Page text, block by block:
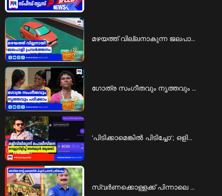
മഴയത്ത് വില്ലനാകുന്ന ജലപാളി പ്രവര്‍ത്തനം; അപകടത്തില്‍ പെടാതിരിക്കാന്‍ എന്ത് ചെയ്യാം | Rain accidents
ഗോത്ര സംഗീതവും നൃത്തവും പഠിക്കാം; ‘കിര്‍ത്താഡ്സ് ’ ഒരുക്കുന്ന പരിശീലനം | KIRTADS
'പിടിക്കാമെങ്കിൽ പിടിച്ചോ'; ഒളിവിലിരുന്ന് പൊലീസിനെ വെല്ലുവിളിച്ച് അർജുൻ ആയങ്കി | Arjun ayanki
സ്വര്‍ണക്കൊള്ളക്ക് പിന്നാലെ ശബരിമല നെയ്യ് ക്രമക്കേടിലും പി.എസ്. പ്രശാന്ത് പ്രതിയാകും | ps prashanth